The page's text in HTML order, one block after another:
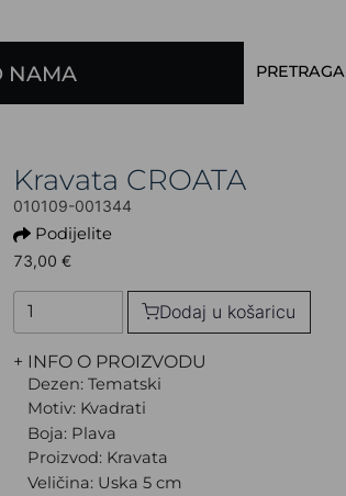
NAMA PRETRAGA
Kravata CROATA
010109-001344
Podijelite
73,00 €
Dodaj u košaricu
+ INFO O PROIZVODU
Dezen: Tematski
Motiv: Kvadrati
Boja: Plava
Proizvod: Kravata
Veličina: Uska 5 cm